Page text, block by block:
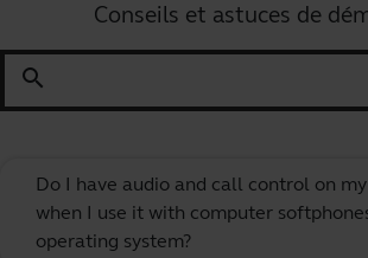
Conseils et astuces de
search
Do I have audio and call control on
when I use it with computer
operating system?